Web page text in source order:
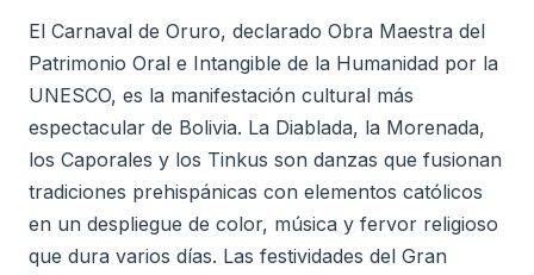
El Carnaval de Oruro, declarado Obra Maestra del
Patrimonio Oral e Intangible de la Humanidad por la
UNESCO, es la manifestación cultural más
espectacular de Bolivia. La Diablada, la Morenada,
los Caporales y los Tinkus son danzas que fusionan
tradiciones prehispánicas con elementos católicos
en un despliegue de color, música y fervor religioso
que dura varios días. Las festividades del Gran